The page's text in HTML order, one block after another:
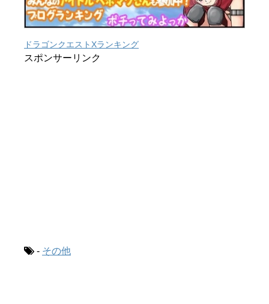
ドラゴンクエストXランキング
スポンサーリンク
- その他